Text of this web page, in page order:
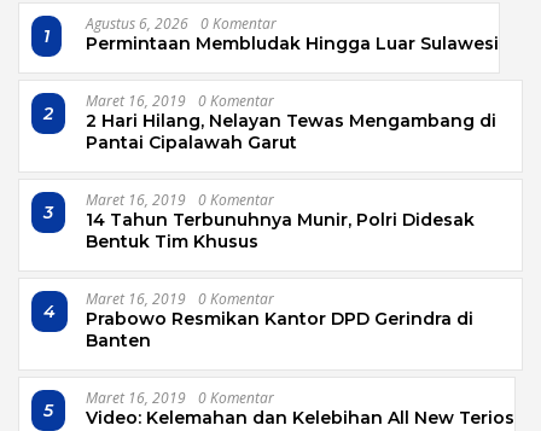
1
Agustus 6, 2026 0 Komentar
Permintaan Membludak Hingga Luar Sulawesi
2
Maret 16, 2019 0 Komentar
2 Hari Hilang, Nelayan Tewas Mengambang di
Pantai Cipalawah Garut
3
Maret 16, 2019 0 Komentar
14 Tahun Terbunuhnya Munir, Polri Didesak
Bentuk Tim Khusus
4
Maret 16, 2019 0 Komentar
Prabowo Resmikan Kantor DPD Gerindra di
Banten
5
Maret 16, 2019 0 Komentar
Video: Kelemahan dan Kelebihan All New Terios